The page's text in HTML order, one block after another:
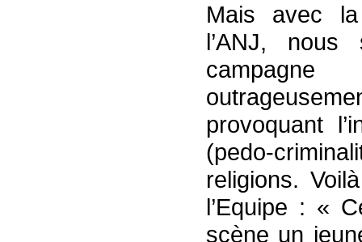
Mais avec
l’ANJ, nous
campagne
provoquant
(pedo-
religions.
l’Equipe : «
scène un